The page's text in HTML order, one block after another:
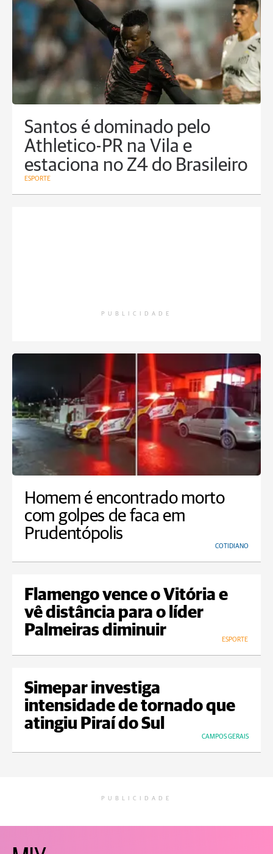
Santos é dominado pelo
Athletico-PR na Vila e
estaciona no Z4 do Brasileiro
ESPORTE
PUBLICIDADE
Homem é encontrado morto
com golpes de faca em
Prudentópolis
COTIDIANO
Flamengo vence o Vitória e
vê distância para o líder
Palmeiras diminuir
ESPORTE
Simepar investiga
intensidade de tornado que
atingiu Piraí do Sul
CAMPOS GERAIS
PUBLICIDADE